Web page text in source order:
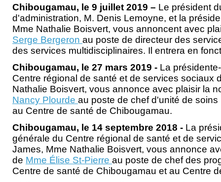
Chibougamau, le 9 juillet 2019 – Le président
d'administration, M. Denis Lemoyne, et la
Mme Nathalie Boisvert, vous annoncent avec
Serge Bergeron au poste de directeur des
des services multidisciplinaires. Il entrera en
Chibougamau, le 27 mars 2019 - La
Centre régional de santé et de services sociaux
Nathalie Boisvert, vous annonce avec plaisir la
Nancy Plourde au poste de chef d'unité de
au Centre de santé de Chibougamau.
Chibougamau, le 14 septembre 2018 - La
générale du Centre régional de santé et de
James, Mme Nathalie Boisvert, vous annonce
de Mme Élise St-Pierre au poste de chef des
Centre de santé de Chibougamau et au Centre